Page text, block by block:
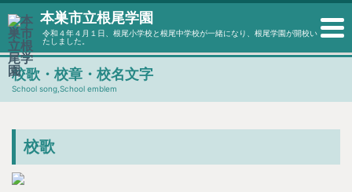
本巣市立根尾学園
令和４年４月１日、根尾小学校と根尾中学校が一緒になり、根尾学園が開校い
たしました。
校歌・校章・校名文字
School song,School emblem
校歌